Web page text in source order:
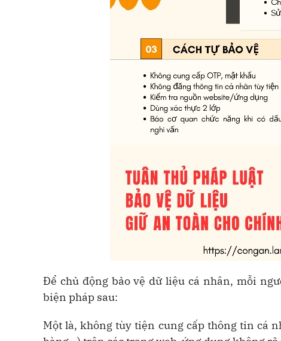
Để chủ động bảo vệ dữ liệu cá nhân, mỗi
biện pháp sau:
Một là, không tùy tiện cung cấp thông tin cá